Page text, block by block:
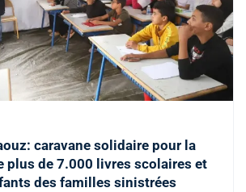
caravane solidaire pour la
plus de 7.000 livres scolaires et
des familles sinistrées